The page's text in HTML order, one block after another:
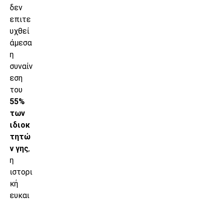
δεν
επιτε
υχθεί
άμεσα
η
συναίν
εση
του
55%
των
ιδιοκ
τητώ
ν γης,
η
ιστορι
κή
ευκαι